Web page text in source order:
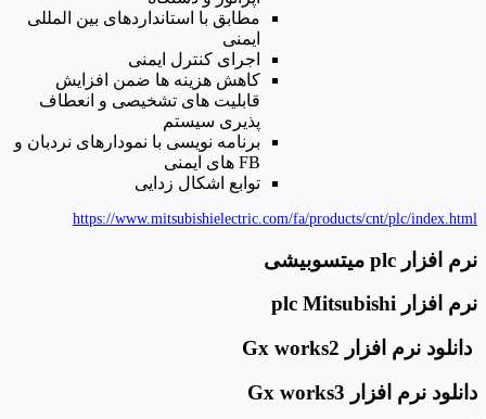
مطابق با استانداردهای بین المللی
ایمنی
اجرای کنترل ایمنی
کاهش هزینه ها ضمن افزایش
قابلیت های تشخیصی و انعطاف
پذیری سیستم
برنامه نویسی با نمودارهای نردبان و
FB های ایمنی
توابع اشکال زدایی
https://www.mitsubishielectric.com/fa/products/cnt/plc/index.html
نرم افزار plc میتسوبیشی
نرم افزار plc Mitsubishi
دانلود نرم افزار Gx works2
دانلود نرم افزار Gx works3